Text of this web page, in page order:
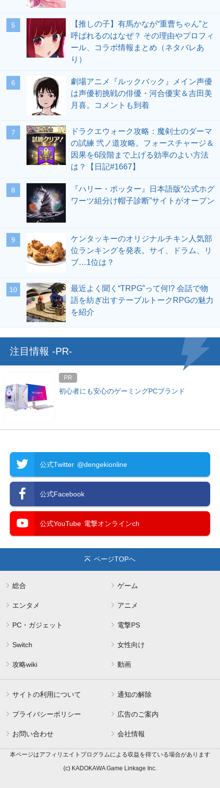
【推しの子】有馬かなが“重曹ちゃん”と
呼ばれるのはなぜ？ その理由やプロフィ
ール、コラボ情報まとめ（ネタバレあ
り）
劇場アニメ『ルックバック』メイン声優
は声優初挑戦の俳優・河合優実＆吉田美
月喜。コメントも到着
ドラクエウォーク攻略：魔剣士のダーマ
の試練 弐ノ道攻略。フォースチャージ＆
因果を6段階まで上げる効率のよい方法
は？【日記#1667】
『ハリー・ポッター』日本語版“公式ホグ
ワーツ組分け帽子診断”サイトがオープン
ケンタッキーのオリジナルチキン人気部
位ランキングを発表。サイ、ドラム、リ
ブ…1位は？
最近よく聞く“TRPG”って何!? 会話で物
語を紡ぎ出すテーブルトークRPGの魅力
を紹介
注目情報 -PR-
PR
初心者にも安心のゲーミングPCブランド
公式Twitter @dengekionline
公式Facebook
公式YouTube 電撃オンラインch
ページTOPへ
総合 ゲーム
エンタメ アニメ
PC・ガジェット 電撃PS
Switch 女性向け
攻略wiki 動画
サイトの利用について 通知の解除
プライバシーポリシー 広告のご案内
お問い合わせ 会社情報
本ページはアフィリエイトプログラムによる収益を得ている場合があります
(c) KADOKAWA Game Linkage Inc.